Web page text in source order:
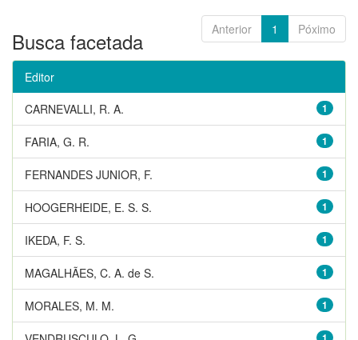
Anterior 1 Póximo
Busca facetada
Editor
1
CARNEVALLI, R. A.
1
FARIA, G. R.
1
FERNANDES JUNIOR, F.
1
HOOGERHEIDE, E. S. S.
1
IKEDA, F. S.
1
MAGALHÃES, C. A. de S.
1
MORALES, M. M.